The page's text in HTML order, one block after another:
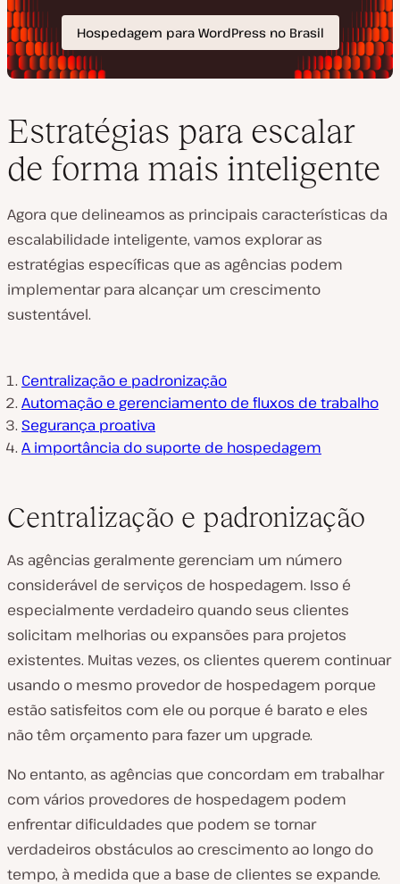
Estratégias para escalar
de forma mais inteligente
Agora que delineamos as principais características da
escalabilidade inteligente, vamos explorar as
estratégias específicas que as agências podem
implementar para alcançar um crescimento
sustentável.
Centralização e padronização
Automação e gerenciamento de fluxos de trabalho
Segurança proativa
A importância do suporte de hospedagem
Centralização e padronização
As agências geralmente gerenciam um número
considerável de serviços de hospedagem. Isso é
especialmente verdadeiro quando seus clientes
solicitam melhorias ou expansões para projetos
existentes. Muitas vezes, os clientes querem continuar
usando o mesmo provedor de hospedagem porque
estão satisfeitos com ele ou porque é barato e eles
não têm orçamento para fazer um upgrade.
No entanto, as agências que concordam em trabalhar
com vários provedores de hospedagem podem
enfrentar dificuldades que podem se tornar
verdadeiros obstáculos ao crescimento ao longo do
tempo, à medida que a base de clientes se expande.